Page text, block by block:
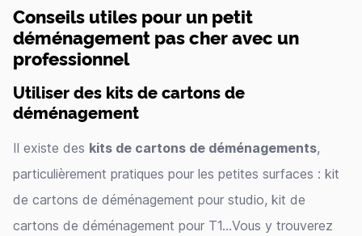
Conseils utiles pour un petit
déménagement pas cher avec un
professionnel
Utiliser des kits de cartons de
déménagement
Il existe des kits de cartons de déménagements,
particulièrement pratiques pour les petites surfaces : kit
de cartons de déménagement pour studio, kit de
cartons de déménagement pour T1…Vous y trouverez